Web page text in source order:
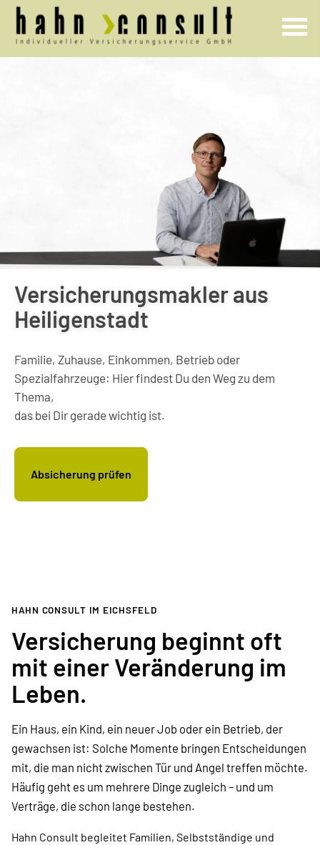
Ver­sicherungs­makler aus
Heiligenstadt
Familie, Zuhause, Einkommen, Betrieb oder
Spezialfahrzeuge: Hier findest Du den Weg zu dem
Thema,
das bei Dir gerade wichtig ist.
Absicherung prüfen
HAHN CONSULT IM EICHSFELD
Versicherung beginnt oft
mit einer Veränderung im
Leben.
Ein Haus, ein Kind, ein neuer Job oder ein Betrieb, der
gewachsen ist: Solche Momente bringen Entscheidungen
mit, die man nicht zwischen Tür und Angel treffen möchte.
Häufig geht es um mehrere Dinge zugleich – und um
Verträge, die schon lange bestehen.
Hahn Consult begleitet Familien, Selbstständige und